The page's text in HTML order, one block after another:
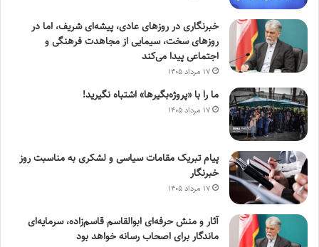
خبرنگاری در روزهای عادی، پیشه‌ای شریف، اما در
روزهای سخت، سیمایی از مجاهدت فرهنگی و
اجتماعی پیدا می‌کند
۱۷ مرداد ۱۴۰۵
ما را با «پروژه‌بگیرها» اشتباه نگیرید!
۱۷ مرداد ۱۴۰۵
پیام تبریک مقامات سیاسی و لشکری به مناسبت روز
خبرنگار
۱۷ مرداد ۱۴۰۵
آثار و منش حرفه‌ای ابوالقاسم قاسم‌زاده، سرمایه‌ای
ماندگار برای اصحاب رسانه خواهد بود